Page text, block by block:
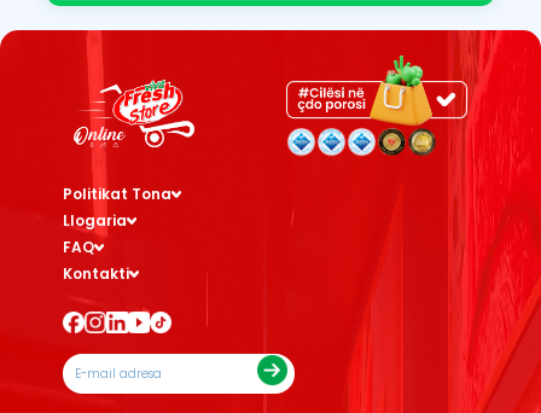
Politikat Tona
Llogaria
FAQ
Kontakti